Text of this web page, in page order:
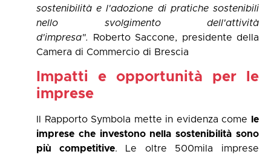
sostenibilità e l'adozione di pratiche sostenibili
nello svolgimento dell'attività
d'impresa".
Roberto Saccone, presidente della
Camera di Commercio di Brescia
Impatti e opportunità per le
imprese
Il Rapporto Symbola mette in evidenza come
le
imprese che investono nella sostenibilità sono
più competitive. Le oltre 500mila imprese